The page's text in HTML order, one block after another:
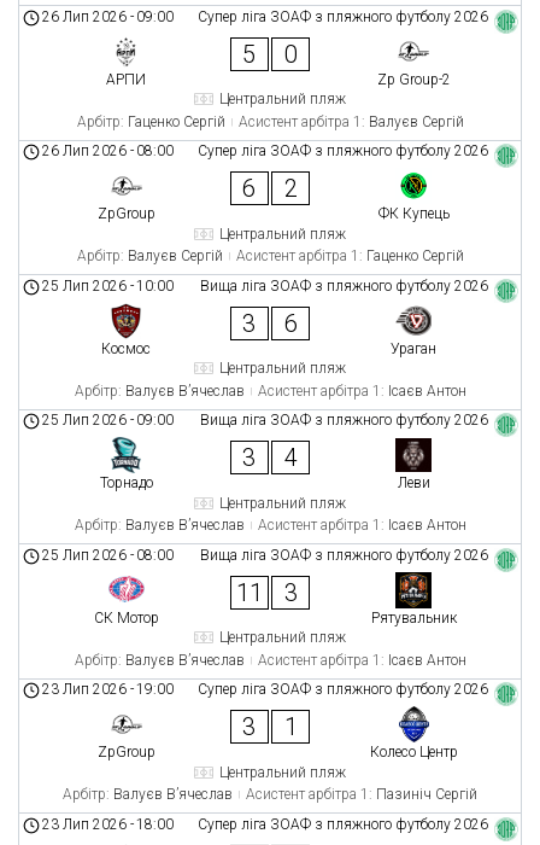
Супер ліга ЗОАФ з пляжного футболу 2026
26 Лип 2026 - 09:00
АРПИ
5 0
Zp Group-2
Центральний пляж
Арбітр: Гаценко Сергій Асистент арбітра 1: Валуєв Сергій
Супер ліга ЗОАФ з пляжного футболу 2026
26 Лип 2026 - 08:00
ZpGroup
6 2
ФК Купець
Центральний пляж
Арбітр: Валуєв Сергій Асистент арбітра 1: Гаценко Сергій
Вища ліга ЗОАФ з пляжного футболу 2026
25 Лип 2026 -10:00
Космос
3 6
Ураган
Центральний пляж
Арбітр: Валуєв В’ячеслав Асистент арбітра 1: Ісаєв Антон
Вища ліга ЗОАФ з пляжного футболу 2026
25 Лип 2026 - 09:00
Торнадо
3 4
Леви
Центральний пляж
Арбітр: Валуєв В’ячеслав Асистент арбітра 1: Ісаєв Антон
Вища ліга ЗОАФ з пляжного футболу 2026
25 Лип 2026 - 08:00
СК Мотор
11 3
Рятувальник
Центральний пляж
Арбітр: Валуєв В’ячеслав Асистент арбітра 1: Ісаєв Антон
Супер ліга ЗОАФ з пляжного футболу 2026
23 Лип 2026 -19:00
ZpGroup
3 1
Колесо Центр
Центральний пляж
Арбітр: Валуєв В’ячеслав Асистент арбітра 1: Пазиніч Сергій
Супер ліга ЗОАФ з пляжного футболу 2026
23 Лип 2026 -18:00